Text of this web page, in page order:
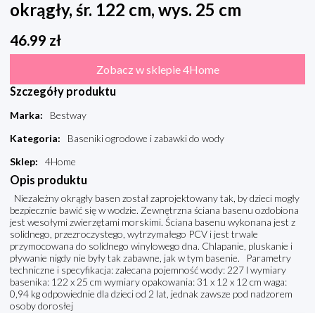
okrągły, śr. 122 cm, wys. 25 cm
46.99 zł
Zobacz w sklepie 4Home
Szczegóły produktu
Marka:
Bestway
Kategoria:
Baseniki ogrodowe i zabawki do wody
Sklep: 4Home
Opis produktu
Niezależny okrągły basen został zaprojektowany tak, by dzieci mogły
bezpiecznie bawić się w wodzie. Zewnętrzna ściana basenu ozdobiona
jest wesołymi zwierzętami morskimi. Ściana basenu wykonana jest z
solidnego, przezroczystego, wytrzymałego PCV i jest trwale
przymocowana do solidnego winylowego dna. Chlapanie, pluskanie i
pływanie nigdy nie były tak zabawne, jak w tym basenie. Parametry
techniczne i specyfikacja: zalecana pojemność wody: 227 l wymiary
basenika: 122 x 25 cm wymiary opakowania: 31 x 12 x 12 cm waga:
0,94 kg odpowiednie dla dzieci od 2 lat, jednak zawsze pod nadzorem
osoby dorosłej